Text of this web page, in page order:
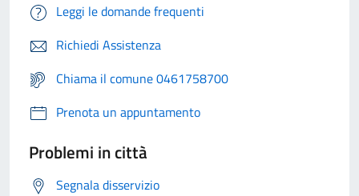
Leggi le domande frequenti
Richiedi Assistenza
Chiama il comune 0461758700
Prenota un appuntamento
Problemi in città
Segnala disservizio